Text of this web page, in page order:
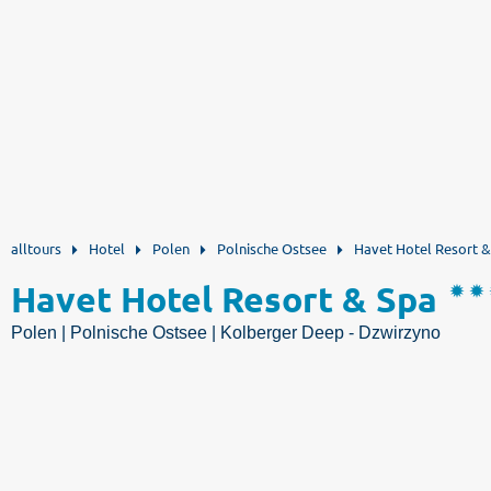
alltours Hotel Polen Polnische Ostsee Havet Hotel Resort
Havet Hotel Resort & Spa
Polen | Polnische Ostsee | Kolberger Deep - Dzwirzyno